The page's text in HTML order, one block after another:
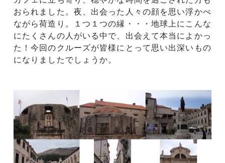
おられました。夜、出会った人々の顔を思い浮かべ
ながら荷造り。１つ１つの縁・・・地球上にこんな
にたくさんの人がいる中で、出会えて本当によかっ
た！今回のクルーズが皆様にとって思い出深いもの
になりましたでしょうか。